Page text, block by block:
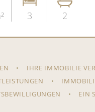
3 2
IHRE IMMOBILIE
EIN